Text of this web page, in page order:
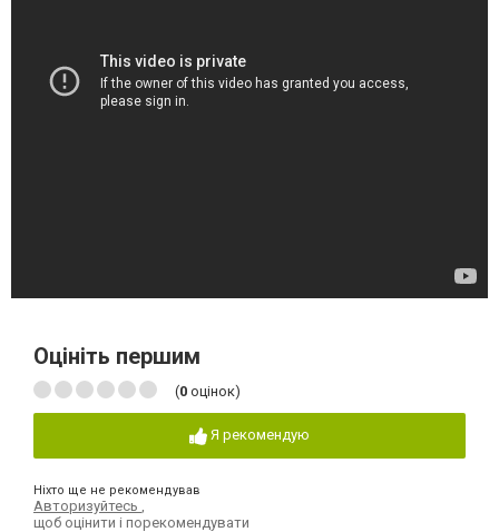
Оцініть першим
(0 оцінок)
Я рекомендую
Ніхто ще не рекомендував
Авторизуйтесь
щоб оцінити і порекомендувати